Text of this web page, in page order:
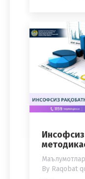
Маълумотлар
By Raqobat